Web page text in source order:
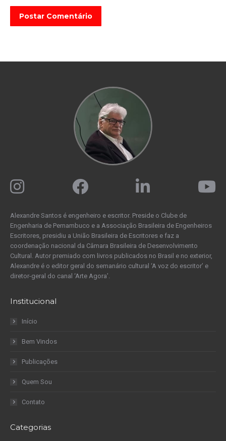
Postar Comentário
Alexandre Santos é engenheiro e escritor. Preside o Clube de
Engenharia de Pernambuco e a Associação Brasileira de Engenheiros
Escritores, presidiu a União Brasileira de Escritores e faz a
coordenação nacional da Câmara Brasileira de Desenvolvimento
Cultural. Autor premiado com livros publicados no Brasil e no exterior,
Alexandre é o editor geral do semanário cultural ‘A voz do escritor’ e
diretor-geral do canal ‘Arte Agora’.
Institucional
Início
Bem Vindos
Publicações
Quem Sou
Contato
Categorias